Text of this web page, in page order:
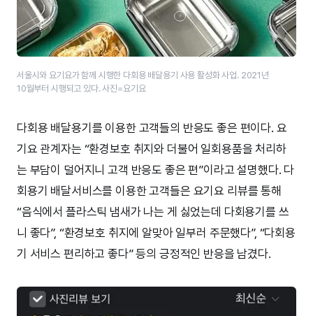
서울시와 요기요가 함께 시행한 다회용 배달용기 사용 활성화 사업. 2021년
10월부터 시행되고 있다. 사진=요기요
다회용 배달용기를 이용한 고객들의 반응도 좋은 편이다. 요
기요 관계자는 “환경보호 취지와 더불어 일회용품을 처리하
는 부담이 덜어지니 고객 반응도 좋은 편”이라고 설명했다. 다
회용기 배달서비스를 이용한 고객들은 요기요 리뷰를 통해
“음식에서 플라스틱 냄새가 나는 게 싫었는데 다회용기를 쓰
니 좋다”, “환경보호 취지에 알맞아 일부러 주문했다”, “다회용
기 서비스 편리하고 좋다” 등의 긍정적인 반응을 남겼다.